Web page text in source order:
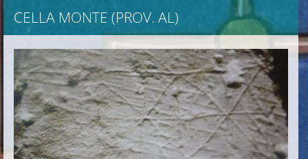
CELLA MONTE (PROV. AL)